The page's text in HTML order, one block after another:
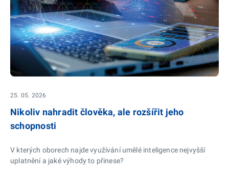
25. 05. 2026
Nikoliv nahradit člověka, ale rozšířit jeho
schopnosti
V kterých oborech najde využívání umělé inteligence nejvyšší
uplatnění a jaké výhody to přinese?